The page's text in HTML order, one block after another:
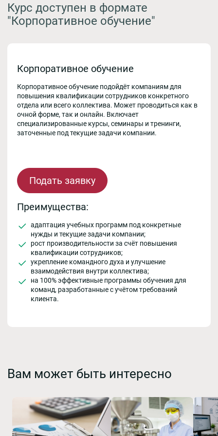
Курс доступен в формате
"Корпоративное обучение"
Корпоративное обучение
Корпоративное обучение подойдёт компаниям для
повышения квалификации сотрудников конкретного
отдела или всего коллектива. Может проводиться как в
очной форме, так и онлайн. Включает
специализированные курсы, семинары и тренинги,
заточенные под текущие задачи компании.
Подать заявку
Преимущества:
адаптация учебных программ под конкретные
нужды и текущие задачи компании;
рост производительности за счёт повышения
квалификации сотрудников;
укрепление командного духа и улучшение
взаимодействия внутри коллектива;
на 100% эффективные программы обучения для
команд, разработанные с учётом требований
клиента.
Вам может быть интересно